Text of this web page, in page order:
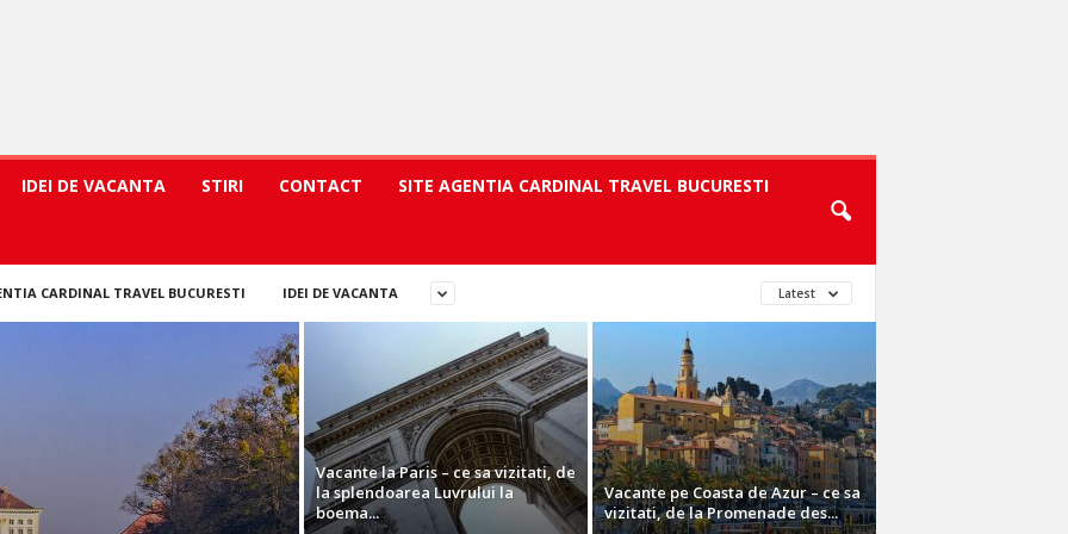
IDEI DE VACANTA STIRI CONTACT SITE AGENTIA CARDINAL TRAVEL BUCURESTI
CARDINAL TRAVEL BUCURESTI IDEI DE VACANTA Latest
Vacante la Paris – ce sa vizitati, de
la splendoarea Luvrului la
boema...
Vacante pe Coasta de Azur – ce sa
vizitati, de la Promenade des...